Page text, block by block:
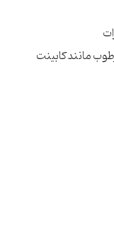
مانند کابینت